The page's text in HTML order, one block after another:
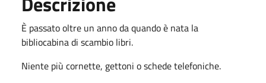
È passato oltre un anno da quando è nata la
bibliocabina di scambio libri.
Niente più cornette, gettoni o schede telefoniche.